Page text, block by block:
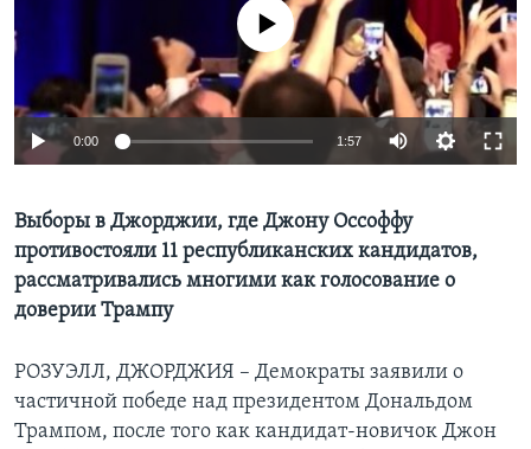
Learning English
СОЦИАЛЬНЫЕ СЕТИ
Языки
No media source currently available
0:00 1:57
Выборы в Джорджии, где Джону Оссоффу
противостояли 11 республиканских кандидатов,
рассматривались многими как голосование о
доверии Трампу
РОЗУЭЛЛ, ДЖОРДЖИЯ – Демократы заявили о
частичной победе над президентом Дональдом
Трампом, после того как кандидат-новичок Джон